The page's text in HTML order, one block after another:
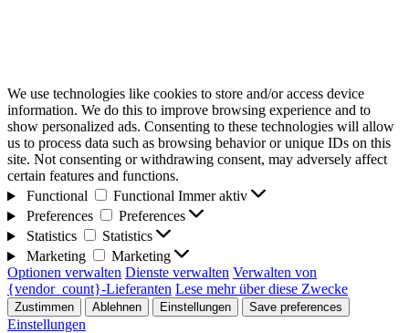
We use technologies like cookies to store and/or access device
information. We do this to improve browsing experience and to
show personalized ads. Consenting to these technologies will allow
us to process data such as browsing behavior or unique IDs on this
site. Not consenting or withdrawing consent, may adversely affect
certain features and functions.
Functional
Functional Immer aktiv
Preferences
Preferences
Statistics
Statistics
Marketing
Marketing
Optionen verwalten Dienste verwalten Verwalten von
{vendor_count}-Lieferanten Lese mehr über diese Zwecke
Zustimmen Ablehnen Einstellungen Save preferences
Einstellungen